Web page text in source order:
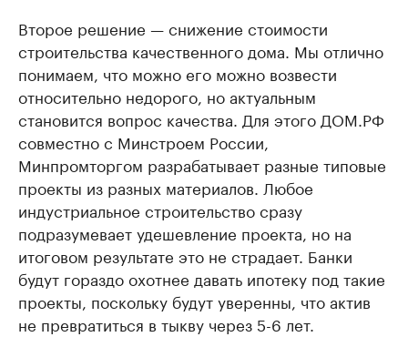
Второе решение — снижение стоимости
строительства качественного дома. Мы отлично
понимаем, что можно его можно возвести
относительно недорого, но актуальным
становится вопрос качества. Для этого ДОМ.РФ
совместно с Минстроем России,
Минпромторгом разрабатывает разные типовые
проекты из разных материалов. Любое
индустриальное строительство сразу
подразумевает удешевление проекта, но на
итоговом результате это не страдает. Банки
будут гораздо охотнее давать ипотеку под такие
проекты, поскольку будут уверенны, что актив
не превратиться в тыкву через 5-6 лет.